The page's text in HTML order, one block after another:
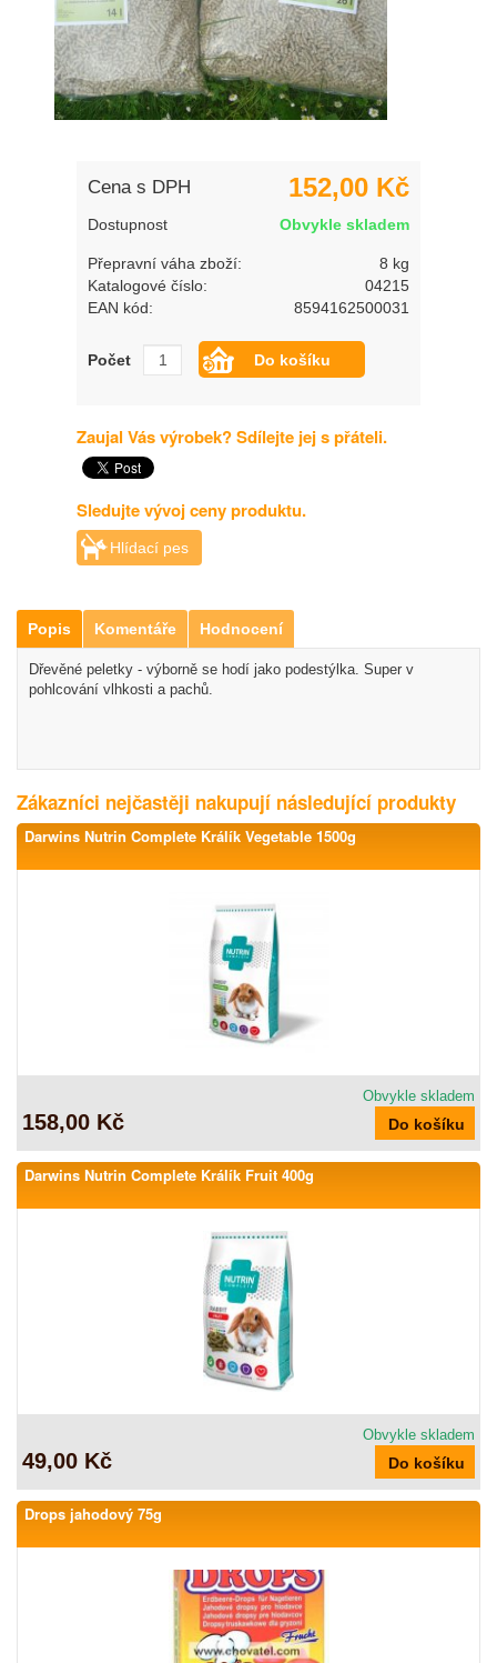
Cena s DPH 152,00 Kč
Dostupnost Obvykle skladem
Přepravní váha zboží:
8 kg
Katalogové číslo:
04215
EAN kód:
8594162500031
Počet
Zaujal Vás výrobek? Sdílejte jej s přáteli.
Sledujte vývoj ceny produktu.
Hlídací pes
Popis Komentáře Hodnocení
Dřevěné peletky - výborně se hodí jako podestýlka. Super v
pohlcování vlhkosti a pachů.
Zákazníci nejčastěji nakupují následující produkty
Darwins Nutrin Complete Králík Vegetable 1500g
Obvykle skladem
158,00 Kč
Darwins Nutrin Complete Králík Fruit 400g
Obvykle skladem
49,00 Kč
Drops jahodový 75g